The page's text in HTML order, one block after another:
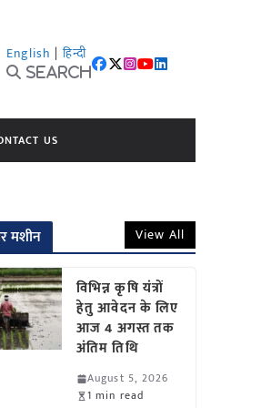
English | हिन्दी
Search
US
मशीन View All
विभिन्न कृषि यंत्रों
हेतु आवेदन के लिए
आज 4 अगस्त तक
अंतिम तिथि
August 5, 2026
1 min read